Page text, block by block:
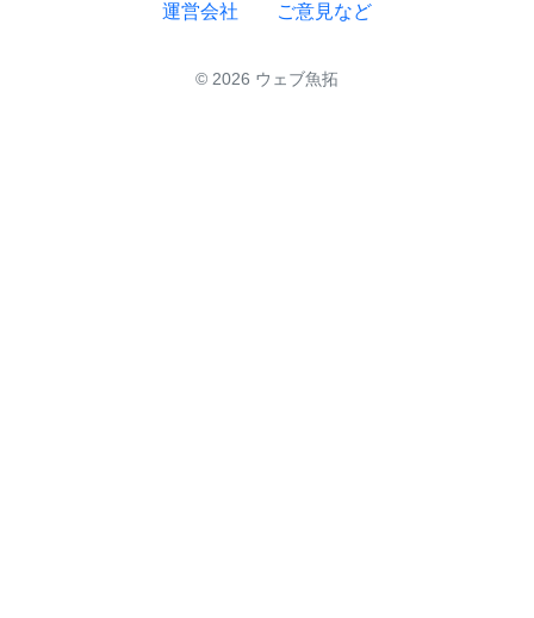
運営会社 ご意見など
© 2026 ウェブ魚拓